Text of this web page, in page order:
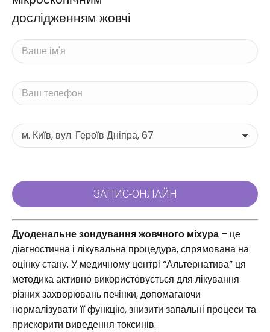
дослідженням жовчі
Дуоденальне зондування жовчного міхура – це
діагностична і лікувальна процедура, спрямована на
оцінку стану. У медичному центрі “Альтернатива” ця
методика активно використовується для лікування
різних захворювань печінки, допомагаючи
нормалізувати її функцію, знизити запальні процеси та
прискорити виведення токсинів.